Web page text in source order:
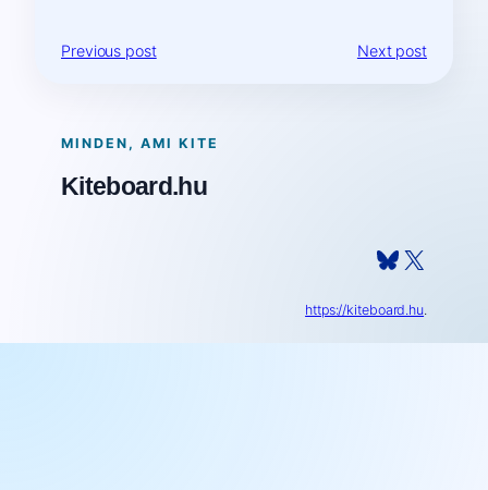
Previous post Next post
MINDEN, AMI KITE
Kiteboard.hu
Bluesky X
https://kiteboard.hu.